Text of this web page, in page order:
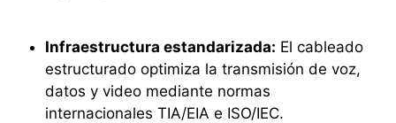
Infraestructura estandarizada: El cableado
estructurado optimiza la transmisión de voz,
datos y video mediante normas
internacionales TIA/EIA e ISO/IEC.